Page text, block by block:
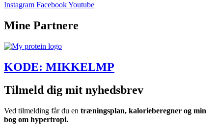
Instagram FacebookYoutube
Mine Partnere
KODE: MIKKELMP
Tilmeld dig mit nyhedsbrev
Ved tilmelding får du en træningsplan, kalorieberegner og min
bog om hypertropi.